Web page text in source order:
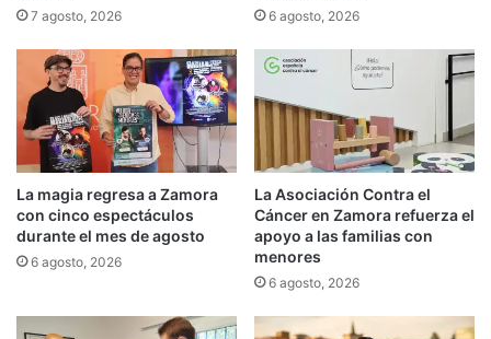
7 agosto, 2026 6 agosto, 2026
La magia regresa a Zamora
con cinco espectáculos
durante el mes de agosto
6 agosto, 2026
La Asociación Contra el
Cáncer en Zamora refuerza el
apoyo a las familias con
menores
6 agosto, 2026